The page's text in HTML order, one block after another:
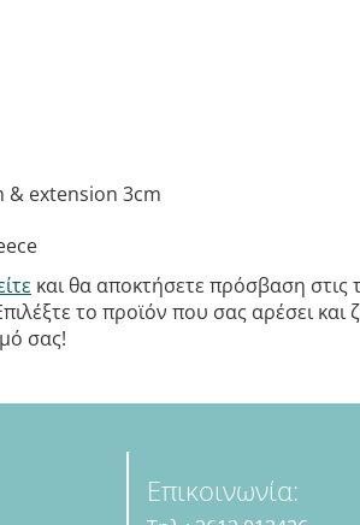
& extension 3cm
και θα αποκτήσετε πρόσβαση στις
το προϊόν που σας αρέσει και
σας!
Επικοινωνία: